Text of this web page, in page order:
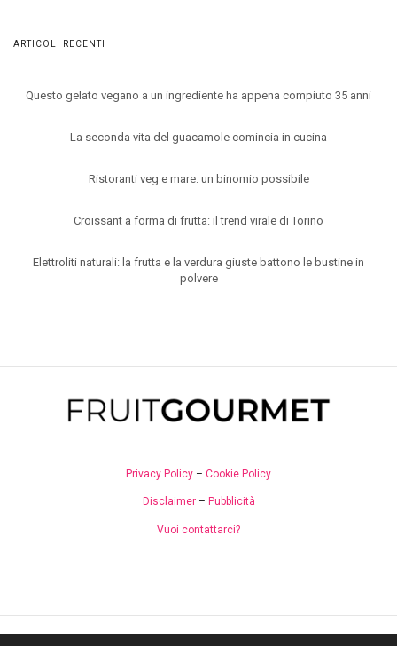
ARTICOLI RECENTI
Questo gelato vegano a un ingrediente ha appena compiuto 35 anni
La seconda vita del guacamole comincia in cucina
Ristoranti veg e mare: un binomio possibile
Croissant a forma di frutta: il trend virale di Torino
Elettroliti naturali: la frutta e la verdura giuste battono le bustine in
polvere
Privacy Policy – Cookie Policy
Disclaimer– Pubblicità
Vuoi contattarci?